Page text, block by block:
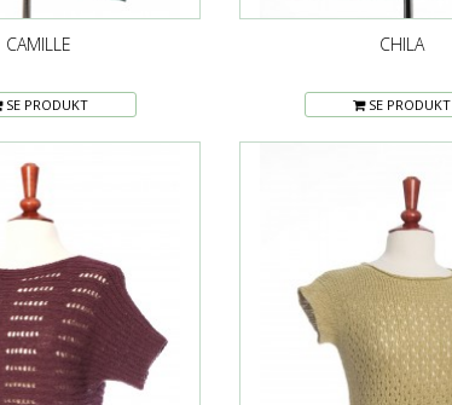
CAMILLE
SE PRODUKT
CHILA
SE PRODUKT